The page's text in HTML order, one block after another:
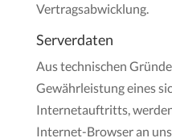
Vertragsabwicklung.
Serverdaten
Aus technischen
Gewährleistung eines
Internetauftritts,
Internet-Browser an